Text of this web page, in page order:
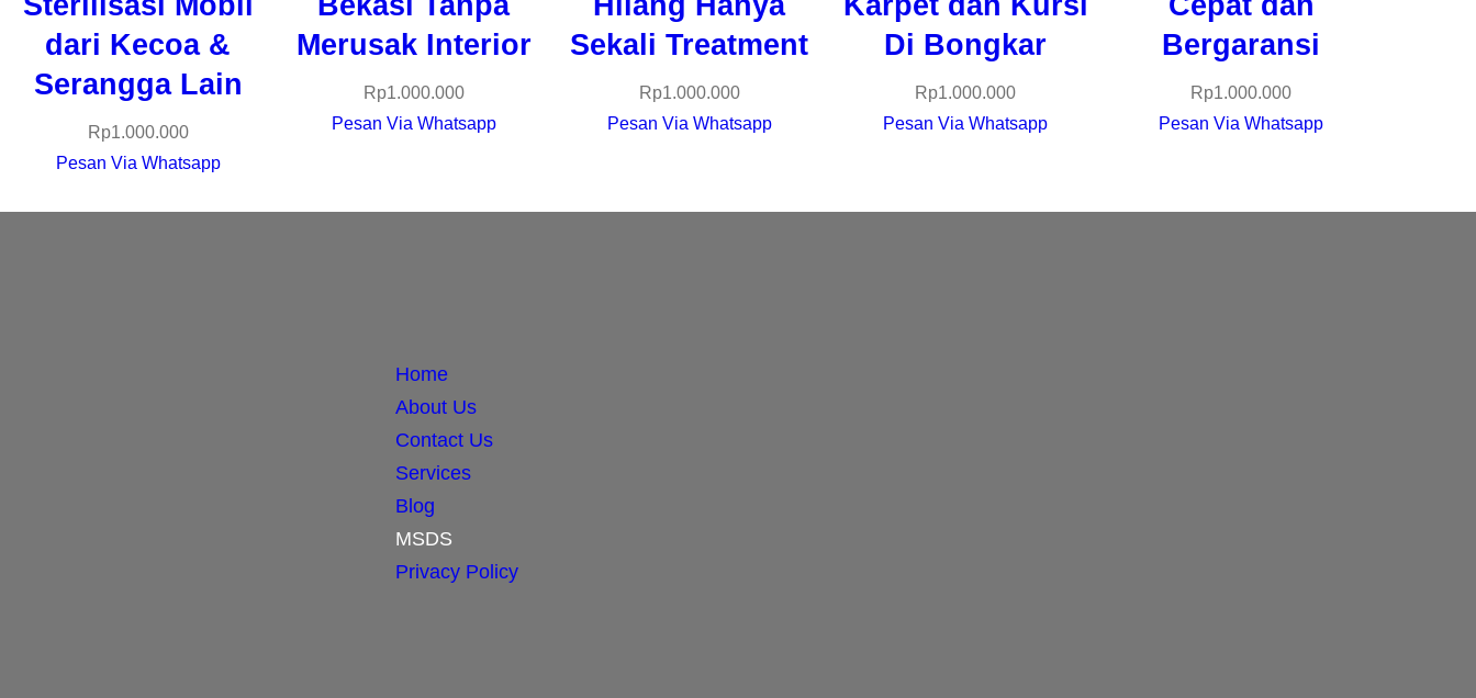
dari Kecoa &
Serangga Lain
Rp1.000.000
Pesan Via Whatsapp
Merusak Interior
Rp1.000.000
Pesan Via Whatsapp
Sekali Treatment
Rp1.000.000
Pesan Via Whatsapp
Di Bongkar
Rp1.000.000
Pesan Via Whatsapp
Bergaransi
Rp1.000.000
Pesan Via Whatsapp
Home
About Us
Contact Us
Services
Blog
MSDS
Privacy Policy